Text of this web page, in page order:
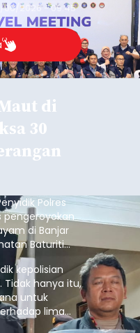
06/2026 - 09:45
di
30
Polres
pengeroyokan
di Banjar
Baturiti
kepolisian
Tidak hanya itu,
untuk
lima